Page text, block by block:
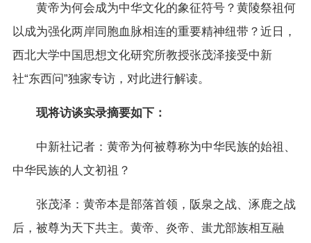
黄帝为何会成为中华文化的象征符号？黄陵祭祖何
以成为强化两岸同胞血脉相连的重要精神纽带？近日，
西北大学中国思想文化研究所教授张茂泽接受中新
社“东西问”独家专访，对此进行解读。
现将访谈实录摘要如下：
中新社记者：黄帝为何被尊称为中华民族的始祖、
中华民族的人文初祖？
张茂泽：黄帝本是部落首领，阪泉之战、涿鹿之战
后，被尊为天下共主。黄帝、炎帝、蚩尤部族相互融